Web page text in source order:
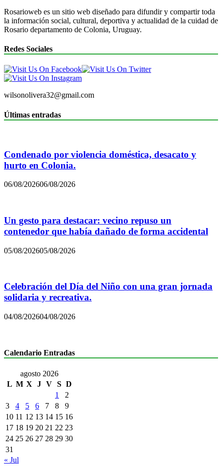
Rosarioweb es un sitio web diseñado para difundir y compartir toda
la información social, cultural, deportiva y actualidad de la cuidad de
Rosario departamento de Colonia, Uruguay.
Redes Sociales
wilsonolivera32@gmail.com
Últimas entradas
Condenado por violencia doméstica, desacato y
hurto en Colonia.
06/08/202606/08/2026
Un gesto para destacar: vecino repuso un
contenedor que había dañado de forma accidental
05/08/202605/08/2026
Celebración del Día del Niño con una gran jornada
solidaria y recreativa.
04/08/202604/08/2026
Calendario Entradas
agosto 2026
L M X J V S D
1
2
3
4 5 6 7 8
9
10 11 12 13 14 15 16
17 18 19 20 21 22 23
24 25 26 27 28 29 30
31
« Jul